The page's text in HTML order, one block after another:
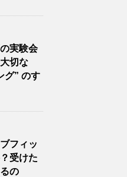
実験会
切な
グ” のす
フィッ
受けた
の